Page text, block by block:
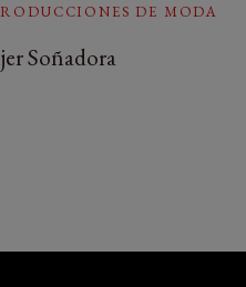
DE MODA
Soñadora